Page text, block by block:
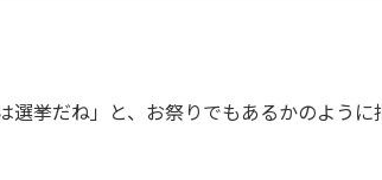
挙だね」と、お祭りでもあるかのように